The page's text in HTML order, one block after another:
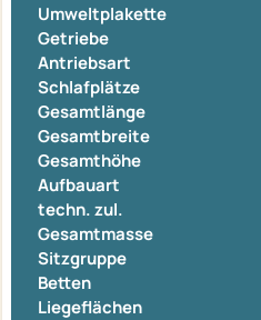
Umweltplakette
Getriebe
Antriebsart
Schlafplätze
Gesamtlänge
Gesamtbreite
Gesamthöhe
Aufbauart
techn. zul.
Gesamtmasse
Sitzgruppe
Betten
Liegeflächen